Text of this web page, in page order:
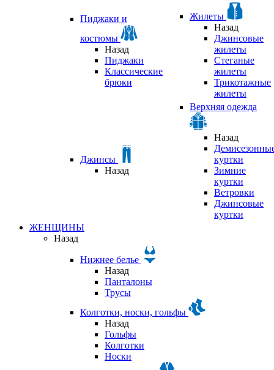
Пиджаки и
костюмы
Назад
Пиджаки
Классические
брюки
Жилеты
Назад
Джинсовые
жилеты
Стеганые
жилеты
Трикотажные
жилеты
Джинсы
Назад
Верхняя одежда
Назад
куртки
Зимние
куртки
Ветровки
Джинсовые
куртки
ЖЕНЩИНЫ
Назад
Нижнее белье
Назад
Панталоны
Трусы
Колготки, носки, гольфы
Назад
Гольфы
Колготки
Носки